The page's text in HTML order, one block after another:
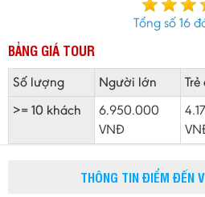
Tổng số16
BẢNG GIÁ TOUR
Số lượng Người lớn Trẻ
>= 10 khách
6.950.000
VNĐ
THÔNG TIN ĐIỂM ĐẾN